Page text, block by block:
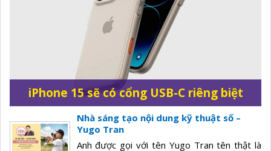
iPhone 15 sẽ có cổng USB-C riêng biệt
Nhà sáng tạo nội dung kỹ thuật số –
Yugo Tran
Anh được gọi với tên Yugo Tran tên thật là